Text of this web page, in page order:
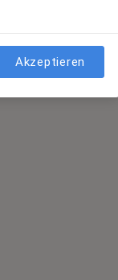
Akzeptieren